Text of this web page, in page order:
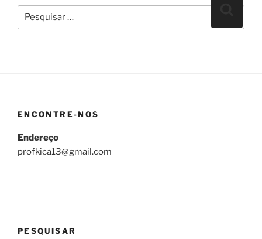
Pesquisar
por:
ENCONTRE-NOS
Endereço
profkica13@gmail.com
PESQUISAR